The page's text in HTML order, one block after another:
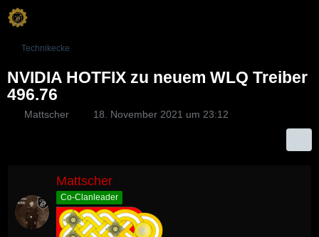
Technikecke
NVIDIA HOTFIX zu neuem WLQ Treiber
496.76
Mattscher 18. November 2021 um 23:12
Mattscher
Co-Clanleader